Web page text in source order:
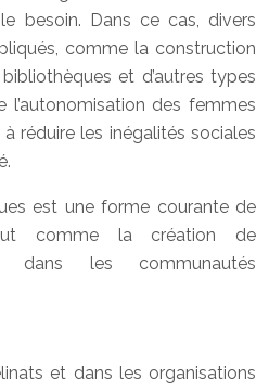
besoin. Dans ce cas, divers
comme la construction
et d’autres types
l’autonomisation des femmes
réduire les inégalités sociales
est une forme courante de
comme la création de
dans les communautés
et dans les organisations